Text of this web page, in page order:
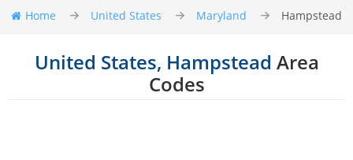
Home United States Maryland Hampstead
United States, Hampstead Area
Codes